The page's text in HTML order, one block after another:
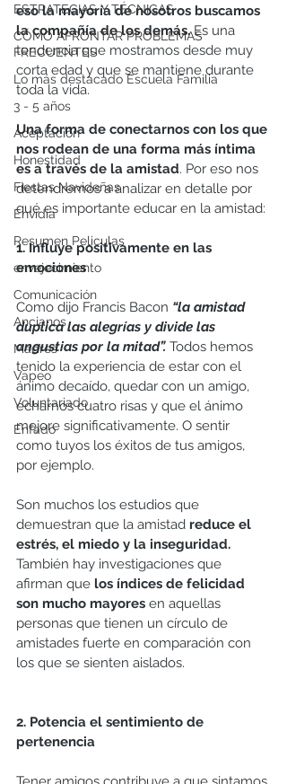
ESTRATEGIAS Y TÉCNICAS
CÓMO AFRONTAR PROBLEMAS
FRECUENTES
Lo más destacado Escuela Familia
3 - 5 años
Aceptación
Honestidad
Fiestas Navideñas
Envidia
Resumen Peliculas
envejecimiento
Comunicación
Ancianos
Madres
Vapeo
Voluntariado
Enfado
eso la mayoría de nosotros buscamos
la compañía de los demás. Es una
tendencia que mostramos desde muy
corta edad y que se mantiene durante
toda la vida.
Una forma de conectarnos con los que
nos rodean de una forma más íntima
es a través de la amistad. Por eso nos
detendremos a analizar en detalle por
qué es importante educar en la amistad:
1. Influye positivamente en las
emociones
Como dijo Francis Bacon “la amistad
duplica las alegrías y divide las
angustias por la mitad”. Todos hemos
tenido la experiencia de estar con el
ánimo decaído, quedar con un amigo,
echarnos cuatro risas y que el ánimo
mejore significativamente. O sentir
como tuyos los éxitos de tus amigos,
por ejemplo.
Son muchos los estudios que
demuestran que la amistad reduce el
estrés, el miedo y la inseguridad.
También hay investigaciones que
afirman que los índices de felicidad
son mucho mayores en aquellas
personas que tienen un círculo de
amistades fuerte en comparación con
los que se sienten aislados.
2. Potencia el sentimiento de
pertenencia